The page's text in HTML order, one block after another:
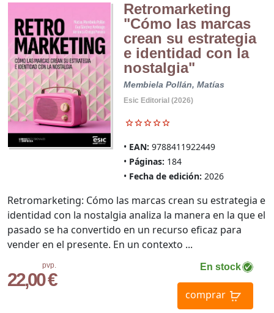
Retromarketing
"Cómo las marcas
crean su estrategia
e identidad con la
nostalgia"
Membiela Pollán, Matías
Esic Editorial (2026)
EAN: 9788411922449
Páginas: 184
Fecha de edición: 2026
pvp.
22,00 €
En stock
comprar
Retromarketing: Cómo las marcas crean su estrategia e
identidad con la nostalgia analiza la manera en la que el
pasado se ha convertido en un recurso eficaz para
vender en el presente. En un contexto ...